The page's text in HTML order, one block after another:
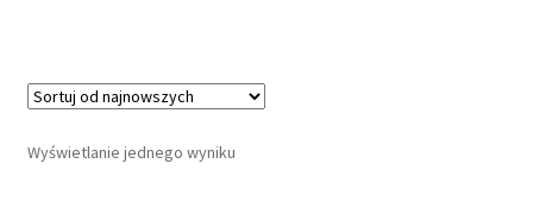
Wyświetlanie jednego wyniku